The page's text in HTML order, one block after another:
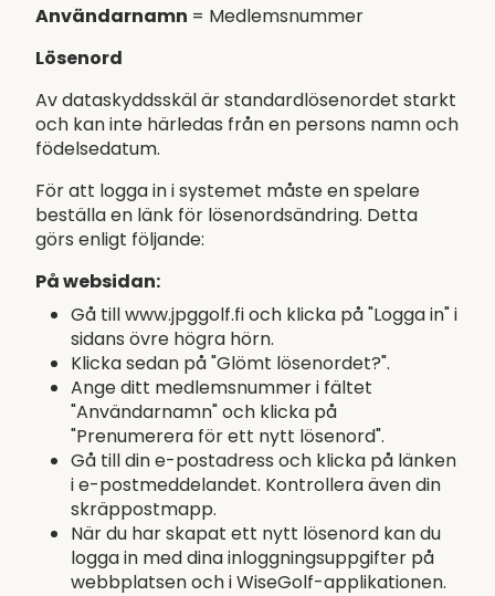
Användarnamn = Medlemsnummer
Lösenord
Av dataskyddsskäl är standardlösenordet starkt
och kan inte härledas från en persons namn och
födelsedatum.
För att logga in i systemet måste en spelare
beställa en länk för lösenordsändring. Detta
görs enligt följande:
På websidan:
Gå till www.jpggolf.fi och klicka på "Logga in" i
sidans övre högra hörn.
Klicka sedan på "Glömt lösenordet?".
Ange ditt medlemsnummer i fältet
"Användarnamn" och klicka på
"Prenumerera för ett nytt lösenord".
Gå till din e-postadress och klicka på länken
i e-postmeddelandet. Kontrollera även din
skräppostmapp.
När du har skapat ett nytt lösenord kan du
logga in med dina inloggningsuppgifter på
webbplatsen och i WiseGolf-applikationen.